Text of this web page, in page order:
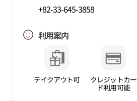
+82-33-645-3858
利用案内
テイクアウト可
クレジットカー
ド利用可能